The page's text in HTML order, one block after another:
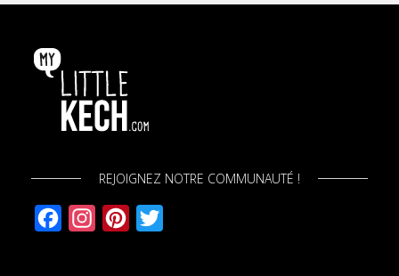
REJOIGNEZ NOTRE COMMUNAUTÉ !
FacebookInstagramPinterest